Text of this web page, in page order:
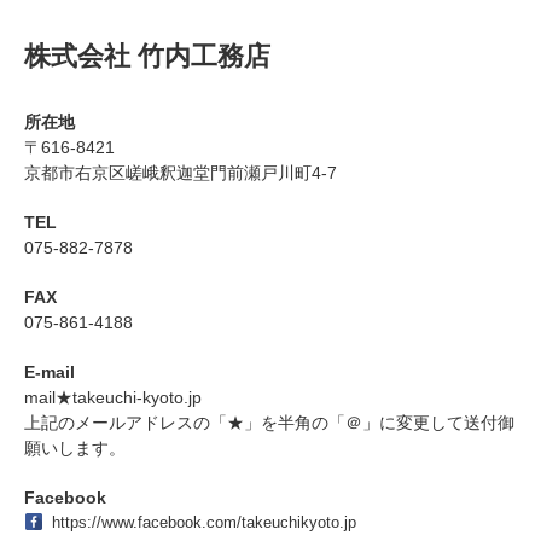
株式会社 竹内工務店
所在地
〒616-8421
京都市右京区嵯峨釈迦堂門前瀬戸川町4-7
TEL
075-882-7878
FAX
075-861-4188
E-mail
mail★takeuchi-kyoto.jp
上記のメールアドレスの「★」を半角の「＠」に変更して送付御
願いします。
Facebook
https://www.facebook.com/takeuchikyoto.jp